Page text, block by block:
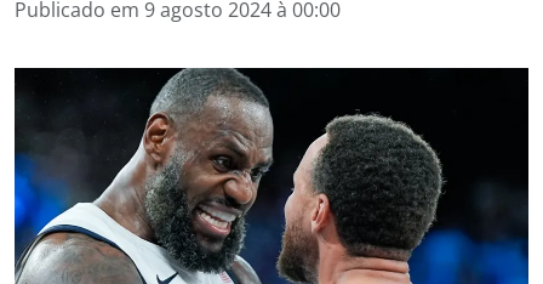
Publicado em 9 agosto 2024 à 00:00